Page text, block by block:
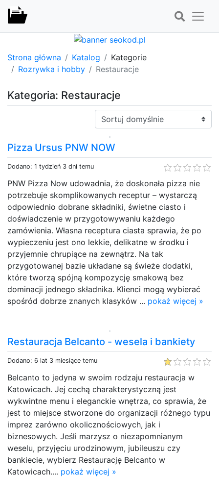
Strona główna Katalog
Kategorie
Rozrywka i hobby
Restauracje
Kategoria: Restauracje
Sortuj:
Pizza Ursus PNW NOW
Dodano: 1 tydzień 3 dni temu
PNW Pizza Now udowadnia, że doskonała pizza nie
potrzebuje skomplikowanych receptur – wystarczą
odpowiednio dobrane składniki, świetne ciasto i
doświadczenie w przygotowywaniu każdego
zamówienia. Własna receptura ciasta sprawia, że po
wypieczeniu jest ono lekkie, delikatne w środku i
przyjemnie chrupiące na zewnątrz. Na tak
przygotowanej bazie układane są świeże dodatki,
które tworzą spójną kompozycję smakową bez
dominacji jednego składnika. Klienci mogą wybierać
spośród dobrze znanych klasyków ... pokaż więcej »
Restauracja Belcanto - wesela i bankiety
Dodano: 6 lat 3 miesiące temu
Belcanto to jedyna w swoim rodzaju restauracja w
Katowicach. Jej cechą charakterystyczną jest
wykwintne menu i eleganckie wnętrza, co sprawia, że
jest to miejsce stworzone do organizacji różnego typu
imprez zarówno okolicznościowych, jak i
biznesowych. Jeśli marzysz o niezapomnianym
weselu, przyjęciu urodzinowym, jubileuszu czy
bankiecie, wybierz Restaurację Belcanto w
Katowicach.... pokaż więcej »